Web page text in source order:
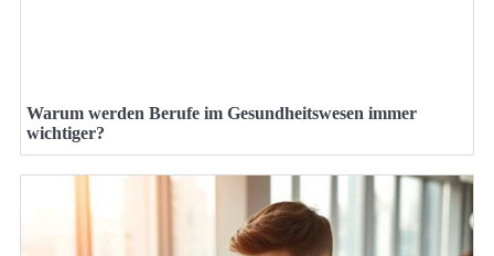
Warum werden Berufe im Gesundheitswesen immer
wichtiger?